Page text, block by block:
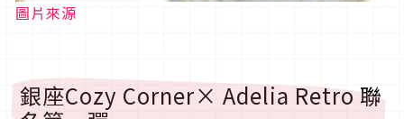
圖片來源
銀座Cozy Corner× Adelia Retro 聯